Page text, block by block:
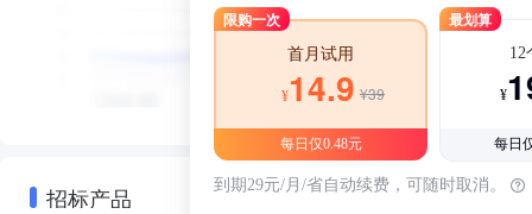
招标产品
限购一次
首月试用
¥14.9 ¥39
每日仅0.48元
最划算
12
¥
每日
到期29元/月/省自动续费，可随时取消。